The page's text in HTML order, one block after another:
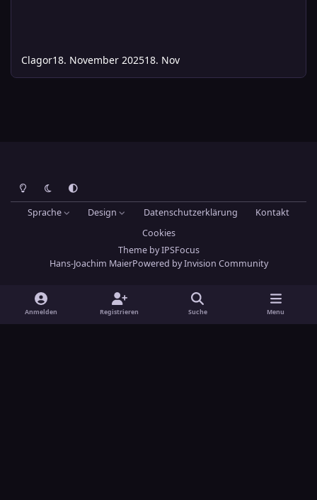
Clagor18. November 202518. Nov
Heller ModusDunkler ModusSystemeinstellung
Sprache Design Datenschutzerklärung
Kontakt
Cookies
ThemebyIPSFocus
Hans-Joachim MaierPowered byInvision Community
Anmelden Registrieren Suche Menu